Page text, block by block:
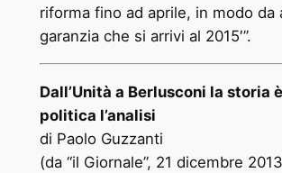
riforma fino ad aprile, in modo da
garanzia che si arrivi al 2015′”.
Dall’Unità a Berlusconi la storia
politica l’analisi
di Paolo Guzzanti
(da “il Giornale”, 21 dicembre